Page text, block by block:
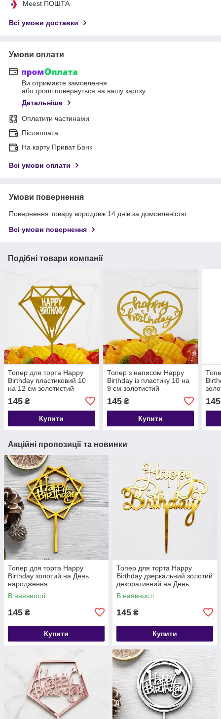
Meest ПОШТА
Всі умови доставки
Умови оплати
Ви отримаєте замовлення
або гроші повернуться на вашу картку
Детальніше
Оплатити частинами
Післяплата
На карту Приват Банк
Всі умови оплати
Умови повернення
Повернення товару впродовж 14 днів за домовленістю
Всі умови повернення
Подібні товари компанії
Топер для торта Happy
Birthday пластиковий 10
на 12 см золотистий
145 ₴
Купити
Топер з написом Happy
Birthday із пластику 10 на
9 см золотистий
145₴
Купити
145
Акційні пропозиції та новинки
Топер для торта Happy
Birthday золотий на День
народження
В наявності
145 ₴
Купити
Топер для торта Happy
Birthday дзеркальний золотий
декоративний на День
народження
В наявності
145 ₴
Купити